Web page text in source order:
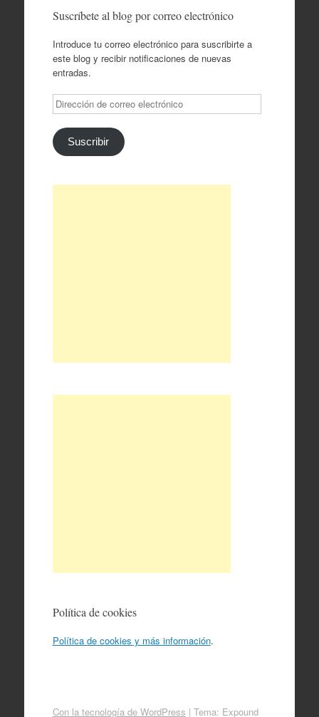
Suscríbete al blog por correo electrónico
Introduce tu correo electrónico para suscribirte a
este blog y recibir notificaciones de nuevas
entradas.
Dirección
de
correo
electrónico
Suscribir
Política de cookies
Política de cookies y más información.
Con la tecnología de WordPress | Tema: Expound